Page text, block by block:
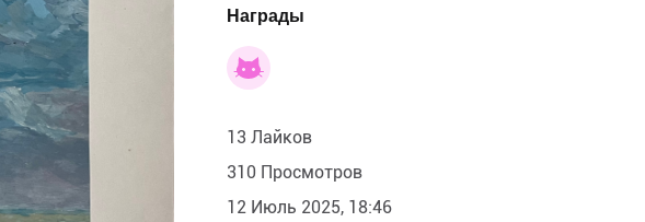
Награды
13 Лайков
310 Просмотров
12 Июль 2025, 18:46